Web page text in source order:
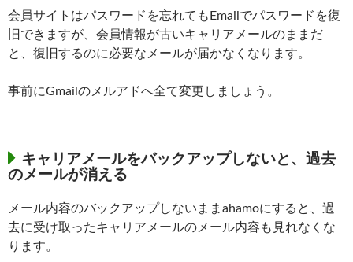
会員サイトはパスワードを忘れてもEmailでパスワードを復
旧できますが、会員情報が古いキャリアメールのままだ
と、復旧するのに必要なメールが届かなくなります。
事前にGmailのメルアドへ全て変更しましょう。
キャリアメールをバックアップしないと、過去
のメールが消える
メール内容のバックアップしないままahamoにすると、過
去に受け取ったキャリアメールのメール内容も見れなくな
ります。